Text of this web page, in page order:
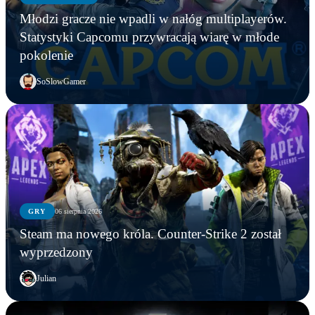
Młodzi gracze nie wpadli w nałóg multiplayerów.
Statystyki Capcomu przywracają wiarę w młode
pokolenie
SoSlowGamer
GRY 06 sierpnia 2026
Steam ma nowego króla. Counter-Strike 2 został
wyprzedzony
Julian